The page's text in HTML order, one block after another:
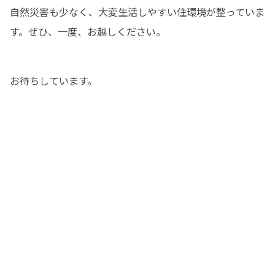
自然災害も少なく、大変生活しやすい住環境が整っていま
す。ぜひ、一度、お越しください。
お待ちしています。